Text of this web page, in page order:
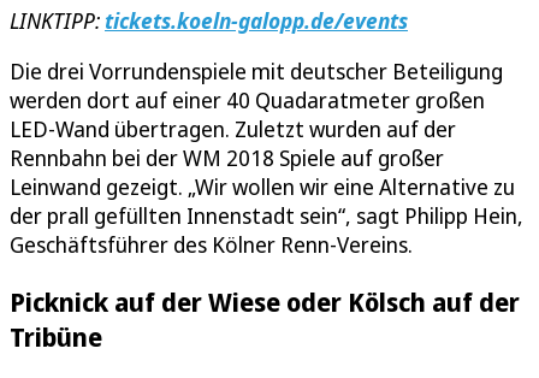
LINKTIPP: tickets.koeln-galopp.de/events
Die drei Vorrundenspiele mit deutscher Beteiligung
werden dort auf einer 40 Quadaratmeter großen
LED-Wand übertragen. Zuletzt wurden auf der
Rennbahn bei der WM 2018 Spiele auf großer
Leinwand gezeigt. „Wir wollen wir eine Alternative zu
der prall gefüllten Innenstadt sein“, sagt Philipp Hein,
Geschäftsführer des Kölner Renn-Vereins.
Picknick auf der Wiese oder Kölsch auf der
Tribüne